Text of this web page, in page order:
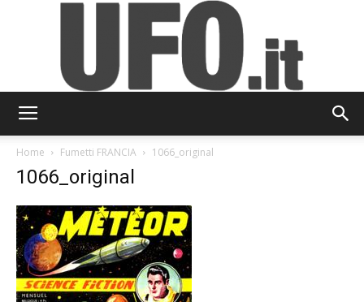
Home Fumetti FRANCIA 1066_original
1066_original